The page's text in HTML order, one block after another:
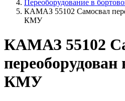
Переоборудование в
КАМАЗ 55102 Самосвал
КМУ
КАМАЗ 55102
переоборудован
КМУ